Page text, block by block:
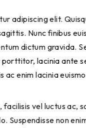
Nunc finibus
dictum gravida.
lacinia ante
ac enim lacinia
Suspendisse non